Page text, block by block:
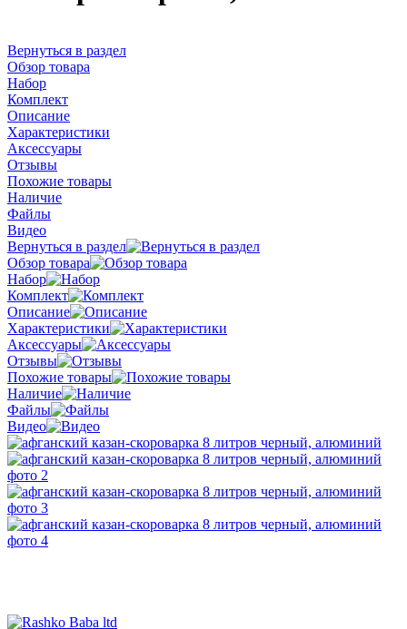
Вернуться в раздел
Обзор товара
Набор
Комплект
Описание
Характеристики
Аксессуары
Отзывы
Похожие товары
Наличие
Файлы
Видео
Вернуться в раздел
Обзор товара
Набор
Комплект
Описание
Характеристики
Аксессуары
Отзывы
Похожие товары
Наличие
Файлы
Видео